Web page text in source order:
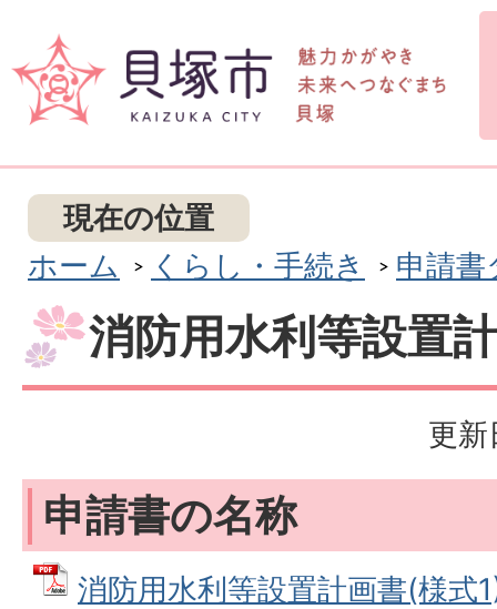
現在の位置
ホーム
くらし・手続き 申請書
消防用水利等設置
更
申請書の名称
消防用水利等設置計画書(様式